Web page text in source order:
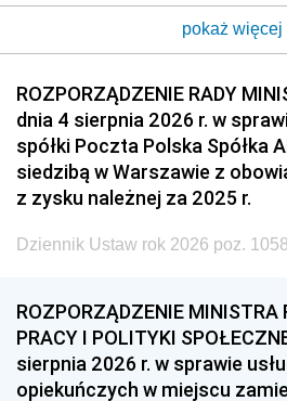
2017 2016
2014 2013
2011 2010
2008 2007
2005 2004
2002 2001
1999 1998
1993 1992
1990 1989
pokaż więcej
ROZPORZĄDZENIE RADY
dnia 4 sierpnia 2026 r. w
spółki Poczta Polska Spółka
siedzibą w Warszawie z
z zysku należnej za 2025 r.
Dziennik Ustaw rok 2026 poz. 1058
ROZPORZĄDZENIE MINISTRA
PRACY I POLITYKI
sierpnia 2026 r. w sprawie
opiekuńczych w miejscu